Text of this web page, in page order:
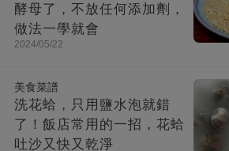
酵母了，不放任何添加劑，
做法一學就會
2024/05/22
美食菜譜
洗花蛤，只用鹽水泡就錯
了！飯店常用的一招，花蛤
吐沙又快又乾淨